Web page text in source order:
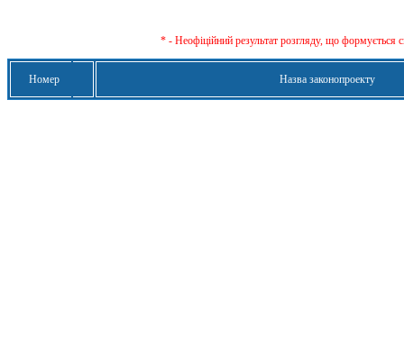
* - Неофіційний результат розгляду, що формується
Номер Назва законопроекту